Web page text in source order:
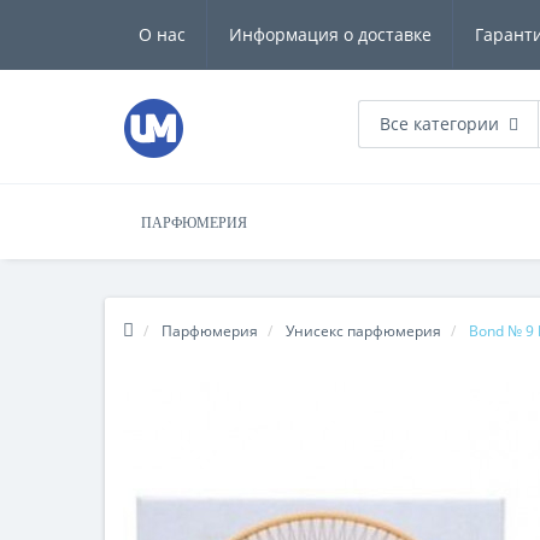
О нас Информация о доставке
Все категории
ПАРФЮМЕРИЯ
Парфюмерия Унисекс парфюмерия Bond № 9